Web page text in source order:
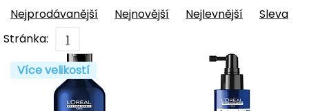
Nejprodávanější Nejnovější Nejlevnější
Sleva
Stránka:
1
Více velikostí